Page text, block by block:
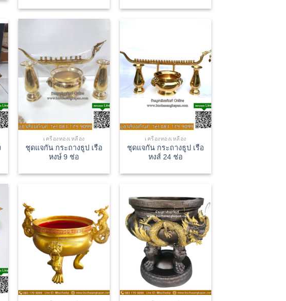
เครื่องทองเหลือง
ชุดแจกัน กระถางธูป เรือ
หงษ์ 9 ช่อ
เครื่องทองเหลือง
ชุดแจกัน กระถางธูป เรือ
หงส์ 24 ช่อ